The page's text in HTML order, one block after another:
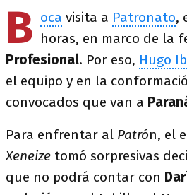
B oca visita a Patronato,
horas, en marco de la
Profesional. Por eso, Hugo
el equipo y en la
convocados que van a
Para enfrentar al Patrón, el
Xeneize tomó sorpresivas
que no podrá contar con